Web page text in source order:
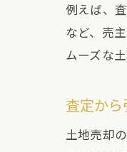
例えば、
など、売
ムーズな
査定か
土地売却